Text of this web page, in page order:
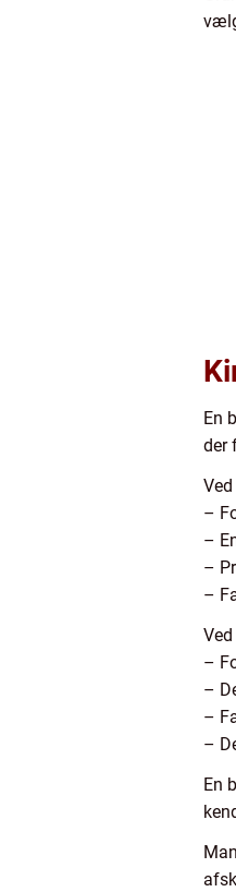
En
der
–
–
–
–
–
–
–
–
En